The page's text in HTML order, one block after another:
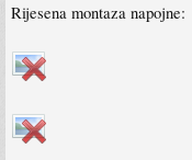
Rijesena montaza napojne: